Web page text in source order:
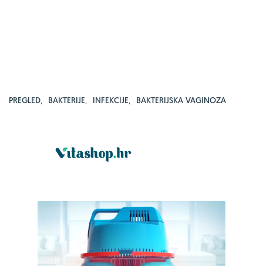
PREGLED, BAKTERIJE, INFEKCIJE, BAKTERIJSKA VAGINOZA